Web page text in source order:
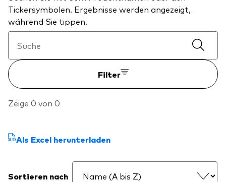
Tickersymbolen. Ergebnisse werden angezeigt,
während Sie tippen.
Filter
Zeige 0 von 0
Als Excel herunterladen
Sortieren nach